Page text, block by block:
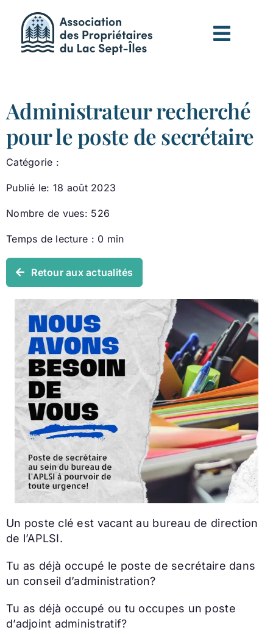
contenu
Administrateur recherché
pour le poste de secrétaire
Catégorie :
Publié le: 18 août 2023
Nombre de vues: 526
Temps de lecture : 0 min
Retour aux actualités
Un poste clé est vacant au bureau de direction
de l’APLSI.
Tu as déjà occupé le poste de secrétaire dans
un conseil d’administration?
Tu as déjà occupé ou tu occupes un poste
d’adjoint administratif?